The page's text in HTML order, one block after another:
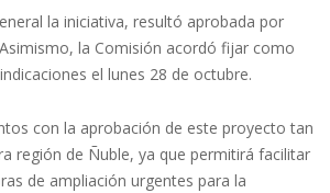
la iniciativa, resultó aprobada por
la Comisión acordó fijar como
el lunes 28 de octubre.
con la aprobación de este proyecto tan
región de Ñuble, ya que permitirá facilitar
de ampliación urgentes para la